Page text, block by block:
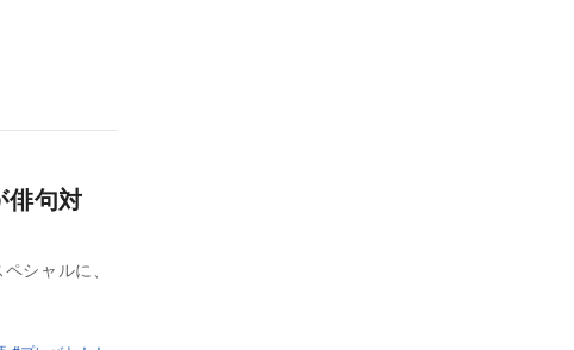
句対
シャルに、